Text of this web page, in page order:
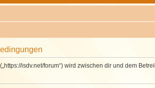
(„https://isdv.net/forum“) wird zwischen dir und dem